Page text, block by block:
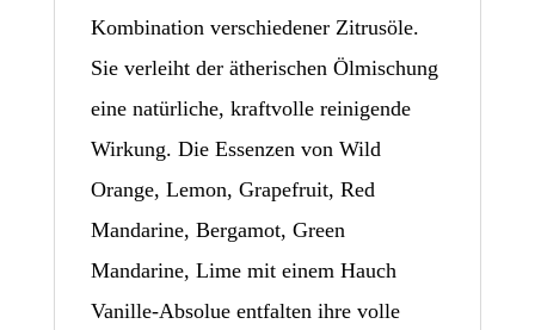
Kombination verschiedener Zitrusöle.
Sie verleiht der ätherischen Ölmischung
eine natürliche, kraftvolle reinigende
Wirkung. Die Essenzen von Wild
Orange, Lemon, Grapefruit, Red
Mandarine, Bergamot, Green
Mandarine, Lime mit einem Hauch
Vanille-Absolue entfalten ihre volle